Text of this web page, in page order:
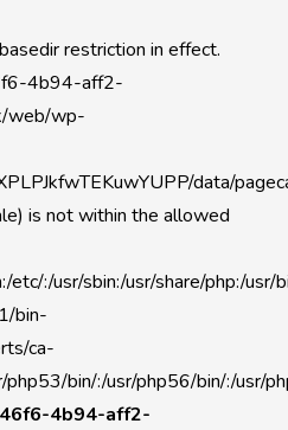
restriction in effect.
4b94-aff2-
web/wp-
data/
is not within the allowed
etc/:/usr/sbin:/usr/share/php:/
bin-
ca-
php53/bin/:/usr/php56/bin/:/usr/
4b94-aff2-